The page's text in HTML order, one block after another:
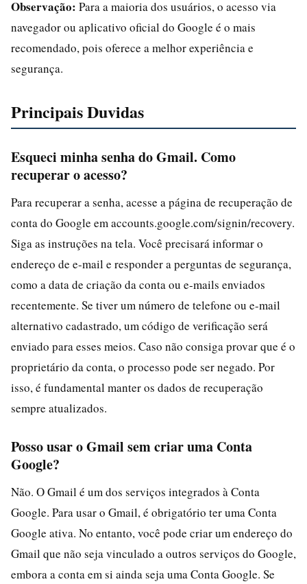
Observação: Para a maioria dos usuários, o acesso via
navegador ou aplicativo oficial do Google é o mais
recomendado, pois oferece a melhor experiência e
segurança.
Principais Duvidas
Esqueci minha senha do Gmail. Como
recuperar o acesso?
Para recuperar a senha, acesse a página de recuperação de
conta do Google em accounts.google.com/signin/recovery.
Siga as instruções na tela. Você precisará informar o
endereço de e-mail e responder a perguntas de segurança,
como a data de criação da conta ou e-mails enviados
recentemente. Se tiver um número de telefone ou e-mail
alternativo cadastrado, um código de verificação será
enviado para esses meios. Caso não consiga provar que é o
proprietário da conta, o processo pode ser negado. Por
isso, é fundamental manter os dados de recuperação
sempre atualizados.
Posso usar o Gmail sem criar uma Conta
Google?
Não. O Gmail é um dos serviços integrados à Conta
Google. Para usar o Gmail, é obrigatório ter uma Conta
Google ativa. No entanto, você pode criar um endereço do
Gmail que não seja vinculado a outros serviços do Google,
embora a conta em si ainda seja uma Conta Google. Se